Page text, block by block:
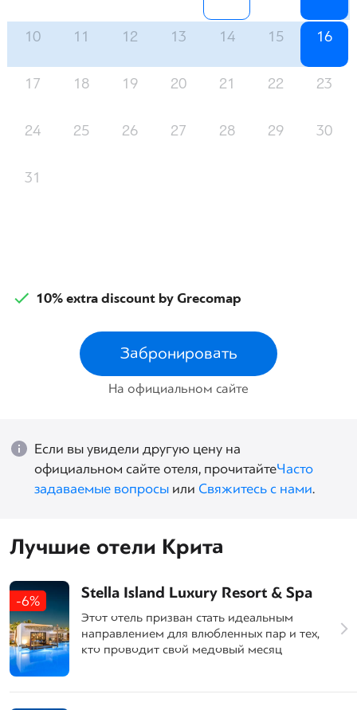
10 11 12 13 14 15 16
17 18 19 20 21 22 23
24 25 26 27 28 29 30
31
10% extra discount by Grecomap
Забронировать
На официальном сайте
Если вы увидели другую цену на
официальном сайте отеля, прочитайтеЧасто
задаваемые вопросы или Свяжитесь с нами.
Лучшие отели Крита
-6% Stella Island Luxury Resort & Spa
Этот отель призван стать идеальным
направлением для влюбленных пар и тех,
кто проводит свой медовый месяц